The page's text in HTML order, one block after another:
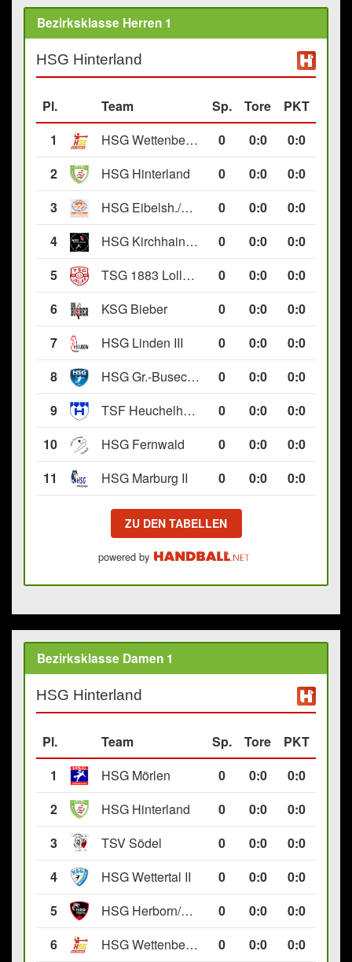
Bezirksklasse Herren 1
HSG Hinterland
Pl. Team Sp. Tore
PKT
1
HSG Wettenberg III 0 0:0
0:0
2
HSG Hinterland 0 0:0
0:0
3
HSG Eibelsh./Ewersb. II 0 0:0
0:0
4
HSG Kirchhain/Neustadt II 0 0:0
0:0
5
TSG 1883 Lollar II 0 0:0
0:0
6
KSG Bieber 0 0:0
0:0
7
HSG Linden III 0 0:0
0:0
8
HSG Gr.-Buseck/Beuern II 0 0:0
0:0
9
TSF Heuchelheim II 0 0:0
0:0
10
HSG Fernwald 0 0:0
0:0
11
HSG Marburg II 0 0:0 0:0
ZU DEN TABELLEN
powered by
Bezirksklasse Damen 1
HSG Hinterland
Pl. Team Sp. Tore
PKT
1
HSG Mörlen 0 0:0
0:0
2
HSG Hinterland 0 0:0
0:0
3
TSV Södel 0 0:0
0:0
4
HSG Wettertal II 0 0:0
0:0
5
HSG Herborn/Seelbach 0 0:0
0:0
6
HSG Wettenberg III 0 0:0
0:0